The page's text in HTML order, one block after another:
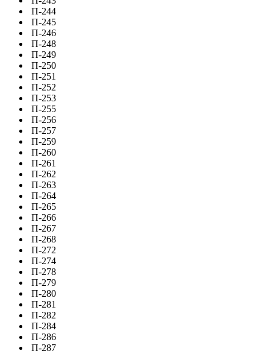
П-244
П-245
П-246
П-248
П-249
П-250
П-251
П-252
П-253
П-255
П-256
П-257
П-259
П-260
П-261
П-262
П-263
П-264
П-265
П-266
П-267
П-268
П-272
П-274
П-278
П-279
П-280
П-281
П-282
П-284
П-286
П-287